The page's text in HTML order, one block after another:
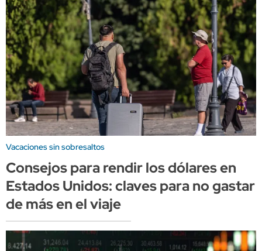
Vacaciones sin sobresaltos
Consejos para rendir los dólares en
Estados Unidos: claves para no gastar
de más en el viaje